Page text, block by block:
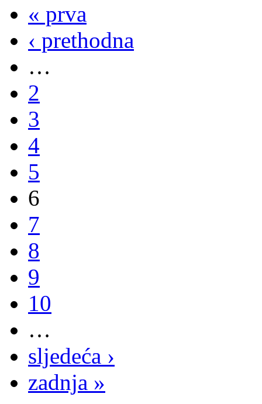
« prva
‹ prethodna
…
2
3
4
5
6
7
8
9
10
…
sljedeća ›
zadnja »